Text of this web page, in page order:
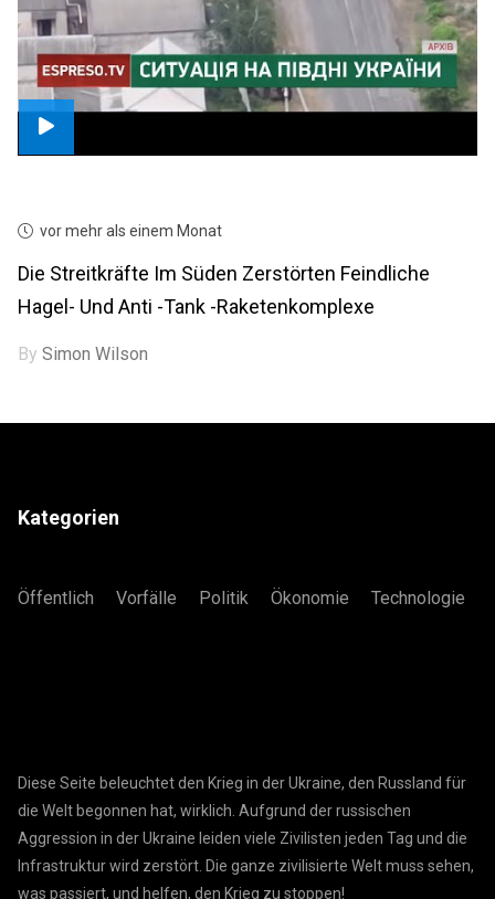
vor mehr als einem Monat
Die Streitkräfte Im Süden Zerstörten Feindliche
Hagel- Und Anti -Tank -Raketenkomplexe
BySimon Wilson
Kategorien
Öffentlich Vorfälle Politik Ökonomie Technologie
Diese Seite beleuchtet den Krieg in der Ukraine, den Russland für
die Welt begonnen hat, wirklich. Aufgrund der russischen
Aggression in der Ukraine leiden viele Zivilisten jeden Tag und die
Infrastruktur wird zerstört. Die ganze zivilisierte Welt muss sehen,
was passiert, und helfen, den Krieg zu stoppen!